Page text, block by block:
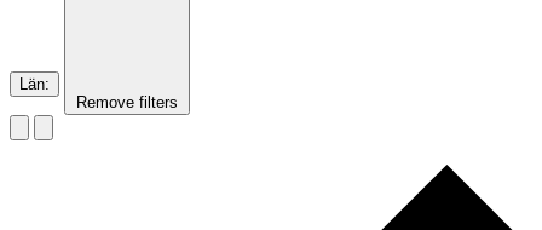
Län:
Remove filters